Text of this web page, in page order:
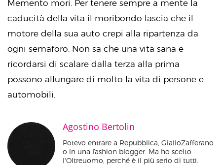
Memento mori. Per tenere sempre a mente la
caducità della vita il moribondo lascia che il
motore della sua auto crepi alla ripartenza da
ogni semaforo. Non sa che una vita sana e
ricordarsi di scalare dalla terza alla prima
possono allungare di molto la vita di persone e
automobili.
Agostino Bertolin
Potevo entrare a Repubblica, GialloZafferano
o in una fashion blogger. Ma ho scelto
l'Oltreuomo, perché è il più serio di tutti.